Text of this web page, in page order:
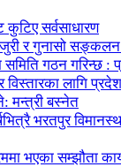
कुटिए सर्वसाधारण
र गुनासो सङ्कलन
गठन गरिन्छ :
र विस्तारका लागि
मन्त्री बस्नेत
भरतपुर
भएका सम्झौता